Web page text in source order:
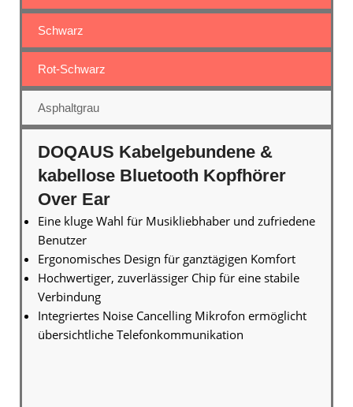
Schwarz
Rot-Schwarz
Asphaltgrau
DOQAUS Kabelgebundene &
kabellose Bluetooth Kopfhörer
Over Ear
Eine kluge Wahl für Musikliebhaber und zufriedene
Benutzer
Ergonomisches Design für ganztägigen Komfort
Hochwertiger, zuverlässiger Chip für eine stabile
Verbindung
Integriertes Noise Cancelling Mikrofon ermöglicht
übersichtliche Telefonkommunikation